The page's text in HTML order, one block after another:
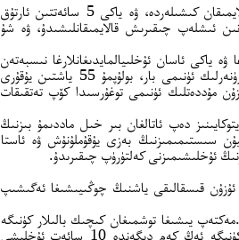
داۋاملىق كىچە كۈندز ئالمىشىپ ئىشلەيدىغانلاردا، ئۇيقا ۋاقتى قالايمىقان كىشىلەردە، ۋە ياكى 5 سائەتتىن ئارتۇق
ئىشلەپ چىقىرىش قالايمىقانلىشىدۇ، ۋە شۇ
ياكى ئاسان ئۇخلىيالمايدىغانلارغا نىسبەتەن
قىسا مۇددەت (بىر نەچچە كۈندىن بىر نەچچە ھەپتە) كۆزگە كۆرۈنەرلىك ئۈنىمى بار، بولۇپمۇ 55 ياشتىن يۇقۇرى
مۇددەتلىك ئۈنىمى توغۇرسىدا كۆپ تەتقىقات
دەپ ئاتالغان بىر خىل ماددىمۇ بىزنىڭ
سىستىمىمىزنىڭ بەزى يۇقۇملۇنۇش ۋە ئاستا
ئۇخلىشىمىزنى كەلتۈرۈپ چىقىرىدۇ.
ئۇزۇن قىسقالىقى ياشنىڭ چوڭىيىشىغا ئەگىشىپ
سائەت ئۇخلىشى كىرەك.مەكتەپ يىشىغا توشمىغان كىچىك بالىلار كۈنىگە
11 – 12 سائەت ئۇخلىشى كىرەك.مەكتەپ يىشىدىكى بالىلار كۈنىگە ئەڭ كەم دىگەندە 10 سائەت ئۇخلىشى